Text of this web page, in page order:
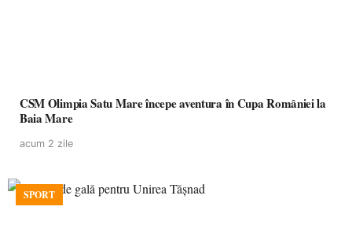
CSM Olimpia Satu Mare începe aventura în Cupa României la
Baia Mare
acum 2 zile
SPORT